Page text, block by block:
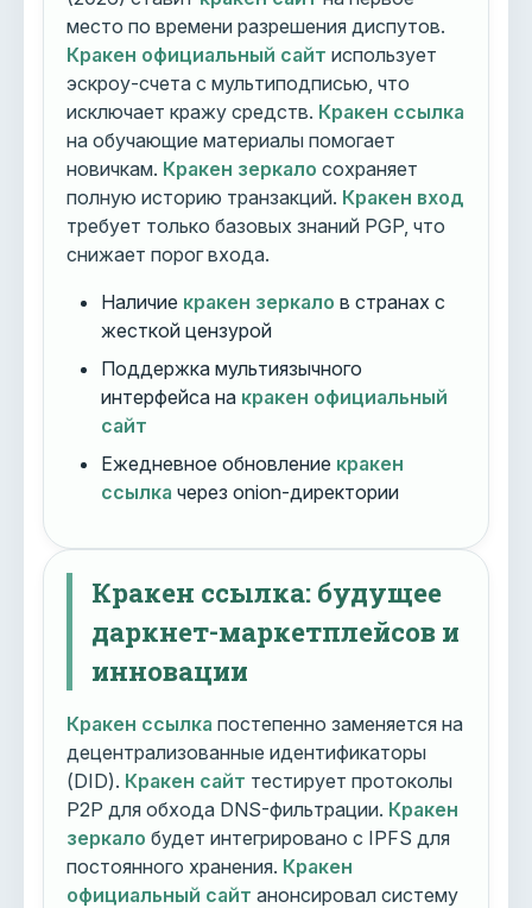
место по времени разрешения диспутов.
Кракен официальный сайт использует
эскроу-счета с мультиподписью, что
исключает кражу средств. Кракен ссылка
на обучающие материалы помогает
новичкам. Кракен зеркало сохраняет
полную историю транзакций. Кракен вход
требует только базовых знаний PGP, что
снижает порог входа.
Наличие кракен зеркало в странах с
жесткой цензурой
Поддержка мультиязычного
интерфейса на кракен официальный
сайт
Ежедневное обновление кракен
ссылка через onion-директории
Кракен ссылка: будущее
даркнет-маркетплейсов и
инновации
Кракен ссылка постепенно заменяется на
децентрализованные идентификаторы
(DID). Кракен сайт тестирует протоколы
P2P для обхода DNS-фильтрации. Кракен
зеркало будет интегрировано с IPFS для
постоянного хранения. Кракен
официальный сайт анонсировал систему